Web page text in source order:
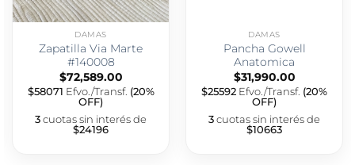
DAMAS
Zapatilla Via Marte
#140008
$72,589.00
$58071 Efvo./Transf. (20%
OFF)
3cuotas sin interés de
$24196
DAMAS
Pancha Gowell
Anatomica
$31,990.00
$25592 Efvo./Transf. (20%
OFF)
3cuotas sin interés de
$10663